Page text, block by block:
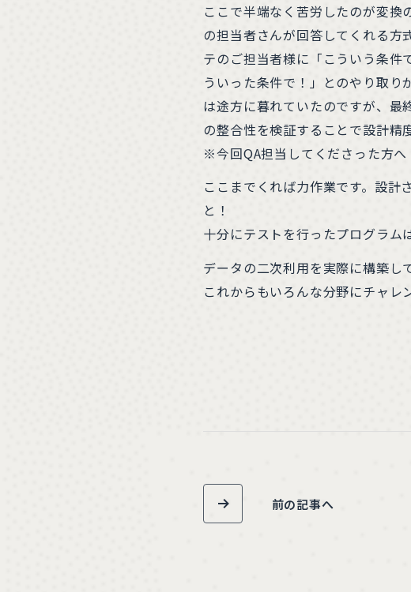
ここで半端なく苦労したのが変換
の担当者さんが回答してくれる方
テのご担当者様に「こういう条件
ういった条件で！」とのやり取
は途方に暮れていたのですが、最
の整合性を検証することで設計精
※今回QA担当してくださった方
ここまでくれば力作業です。設計
と！
十分にテストを行ったプログラム
データの二次利用を実際に構築し
これからもいろんな分野にチャレ
前の記事へ